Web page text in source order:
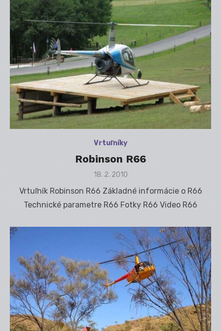
Vrtuľníky
Robinson R66
Posted
18. 2. 2010
Vrtuľník Robinson R66 Základné informácie o R66
Technické parametre R66 Fotky R66 Video R66